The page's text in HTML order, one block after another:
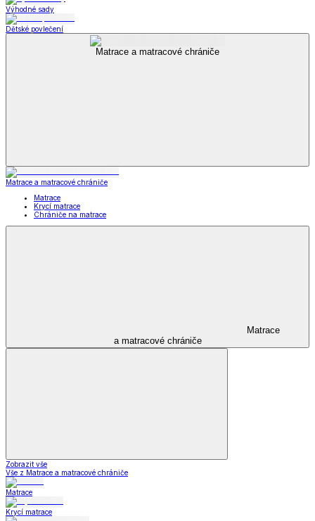
Výhodné sady
Dětské povlečení
Matrace a matracové chrániče
Matrace a matracové chrániče
Matrace
Krycí matrace
Chrániče na matrace
Matrace
a matracové chrániče
Zobrazit vše
Vše z Matrace a matracové chrániče
Matrace
Krycí matrace